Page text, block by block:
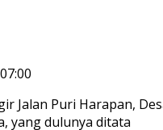
Jalan Puri Harapan,
yang dulunya ditata